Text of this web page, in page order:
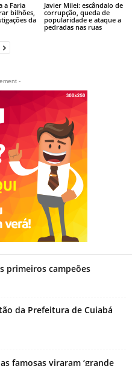
a Faria
bilhões,
da
Javier Milei: escândalo de
corrupção, queda de
popularidade e ataque a
pedradas nas ruas
-
primeiros campeões
da Prefeitura de Cuiabá
famosas viraram ‘grande